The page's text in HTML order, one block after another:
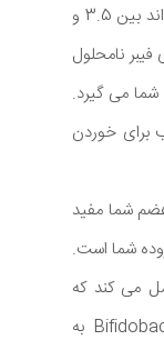
بسته به نوع خرما، 100 گرم از خرما می تواند بین 3.5 و
فیبر نامحلول
می گیرد.
برای خوردن
شما مفید
شما است.
می کند که
باکتری های پروبیوتیک مانند Bifidobacterium به